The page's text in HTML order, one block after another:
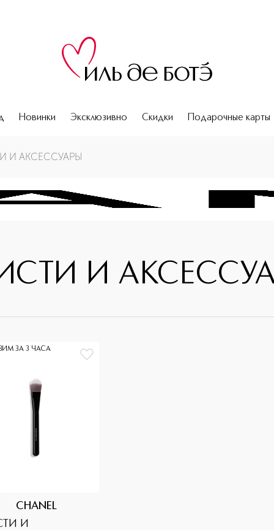
Новинки Эксклюзивно Скидки Подарочные карты
И АКСЕССУАРЫ
И
ЗА 3 ЧАСА
CHANEL
И